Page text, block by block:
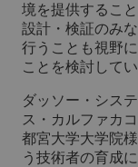
境を提供するこ
設計・検証のみ
行うことも視野
ことを検討してい
ダッソー・シス
ス・カルファカ
都宮大学大学院
う技術者の育成